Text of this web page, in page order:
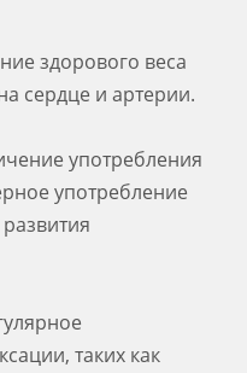
здорового веса
сердце и артерии.
употребления
употребление
таких как